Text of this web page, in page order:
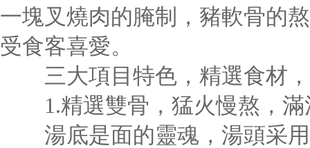
一塊叉燒肉的腌制，豬軟骨的
受食客喜愛。
三大項目特色，精選食材，
1.精選雙骨，猛火慢熬，滿
湯底是面的靈魂，湯頭采用